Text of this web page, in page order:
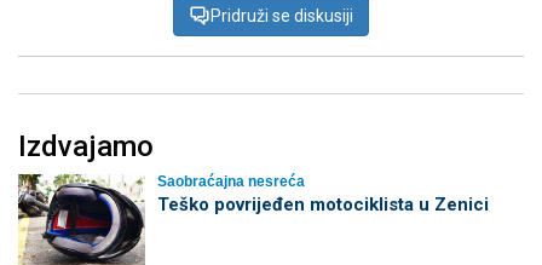
Pridruži se diskusiji
Izdvajamo
Saobraćajna nesreća
Teško povrijeđen motociklista u Zenici